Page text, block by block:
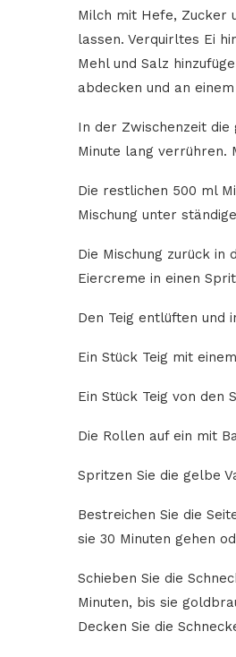
Milch mit Hefe, Zucker
lassen. Verquirltes Ei
Mehl und Salz
abdecken und an
In der Zwischenzeit die
Minute lang verrühren.
Die restlichen 500 ml
Mischung unter
Die Mischung zurück in
Eiercreme in einen
Den Teig entlüften und
Ein Stück Teig mit
Ein Stück Teig von den
Die Rollen auf ein mit
Spritzen Sie die gelbe
Bestreichen Sie die
sie 30 Minuten gehen
Schieben Sie die
Minuten, bis sie
Decken Sie die